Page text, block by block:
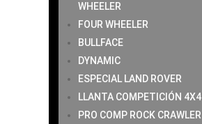
WHEELER
FOUR WHEELER
BULLFACE
DYNAMIC
ESPECIAL LAND ROVER
LLANTA COMPETICIÓN 4X4
PRO COMP ROCK CRAWLER